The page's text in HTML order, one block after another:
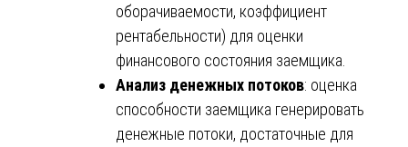
оборачиваемости, коэффициент
рентабельности) для оценки
финансового состояния заемщика.
Анализ денежных потоков: оценка
способности заемщика генерировать
денежные потоки, достаточные для